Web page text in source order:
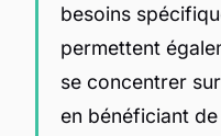
besoins
permettent
se concentrer
en bénéficiant